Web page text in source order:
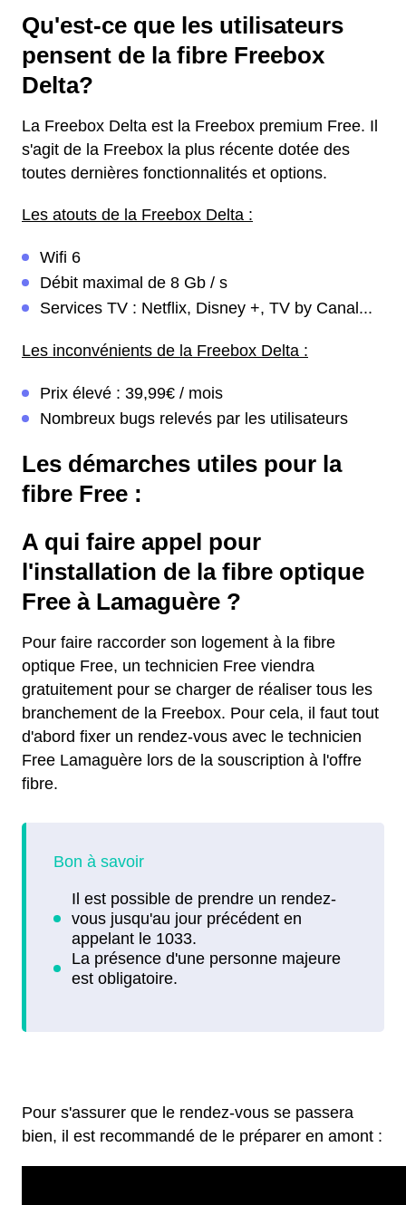
Qu'est-ce que les utilisateurs
pensent de la fibre Freebox
Delta?
La Freebox Delta est la Freebox premium Free. Il
s'agit de la Freebox la plus récente dotée des
toutes dernières fonctionnalités et options.
Les atouts de la Freebox Delta :
Wifi 6
Débit maximal de 8 Gb / s
Services TV : Netflix, Disney +, TV by Canal...
Les inconvénients de la Freebox Delta :
Prix élevé : 39,99€ / mois
Nombreux bugs relevés par les utilisateurs
Les démarches utiles pour la
fibre Free :
A qui faire appel pour
l'installation de la fibre optique
Free à Lamaguère ?
Pour faire raccorder son logement à la fibre
optique Free, un technicien Free viendra
gratuitement pour se charger de réaliser tous les
branchement de la Freebox. Pour cela, il faut tout
d'abord fixer un rendez-vous avec le technicien
Free Lamaguère lors de la souscription à l'offre
fibre.
Pour s'assurer que le rendez-vous se passera
bien, il est recommandé de le préparer en amont :